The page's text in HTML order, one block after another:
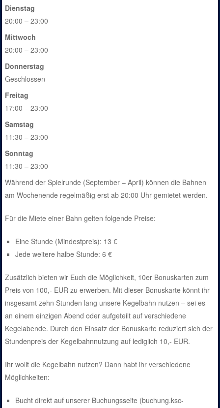
Dienstag
20:00 – 23:00
Mittwoch
20:00 – 23:00
Donnerstag
Geschlossen
Freitag
17:00 – 23:00
Samstag
11:30 – 23:00
Sonntag
11:30 – 23:00
Während der Spielrunde (September – April) können die Bahnen
am Wochenende regelmäßig erst ab 20:00 Uhr gemietet werden.
Für die Miete einer Bahn gelten folgende Preise:
Eine Stunde (Mindestpreis): 13 €
Jede weitere halbe Stunde: 6 €
Zusätzlich bieten wir Euch die Möglichkeit, 10er Bonuskarten zum
Preis von 100,- EUR zu erwerben. Mit dieser Bonuskarte könnt ihr
insgesamt zehn Stunden lang unsere Kegelbahn nutzen – sei es
an einem einzigen Abend oder aufgeteilt auf verschiedene
Kegelabende. Durch den Einsatz der Bonuskarte reduziert sich der
Stundenpreis der Kegelbahnnutzung auf lediglich 10,- EUR.
Ihr wollt die Kegelbahn nutzen? Dann habt ihr verschiedene
Möglichkeiten:
Bucht direkt auf unserer Buchungsseite (buchung.ksc-